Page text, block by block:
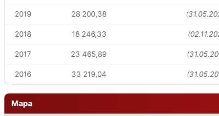
2019 28 200,38
2018 18 246,33
2017 23 465,89
2016 33 219,04
Mapa